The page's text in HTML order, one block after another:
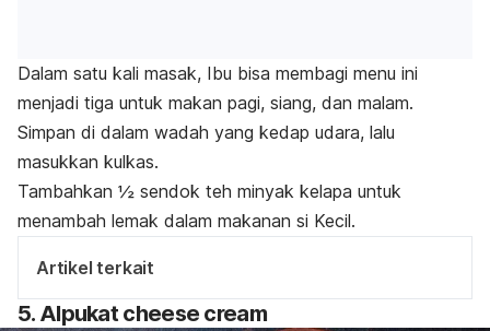
Dalam satu kali masak, Ibu bisa membagi menu ini
menjadi tiga untuk makan pagi, siang, dan malam.
Simpan di dalam wadah yang kedap udara, lalu
masukkan kulkas.
Tambahkan ½ sendok teh minyak kelapa untuk
menambah lemak dalam makanan si Kecil.
Artikel terkait
5. Alpukat cheese cream